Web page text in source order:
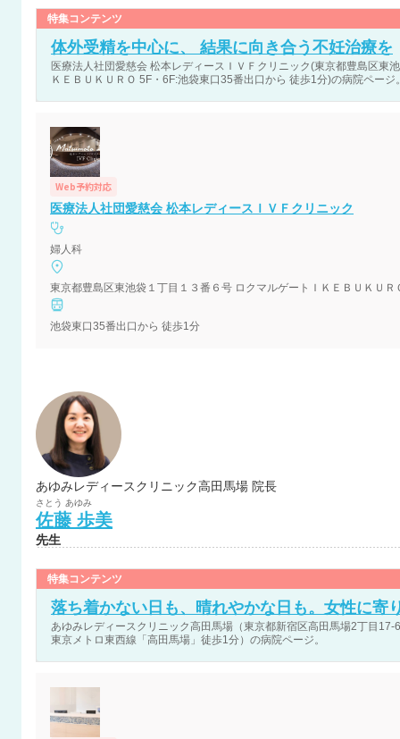
特集コンテンツ
体外受精を中心に、 結果に向き合う不妊治療を
医療法人社団愛慈会 松本レディースＩＶＦクリニック(東京都豊島区東
ＫＥＢＵＫＵＲＯ 5F・6F:池袋東口35番出口から 徒歩1分)の病院ページ
Web予約対応
医療法人社団愛慈会 松本レディースＩＶＦクリニック
婦人科
東京都豊島区東池袋１丁目１３番６号 ロクマルゲートＩＫＥＢＵＫＵＲ
池袋東口35番出口から 徒歩1分
あゆみレディースクリニック高田馬場 院長
さとう あゆみ
佐藤 歩美
先生
特集コンテンツ
落ち着かない日も、晴れやかな日も。女性に寄
あゆみレディースクリニック高田馬場（東京都新宿区高田馬場2丁目
東京メトロ東西線「高田馬場」徒歩1分）の病院ページ。